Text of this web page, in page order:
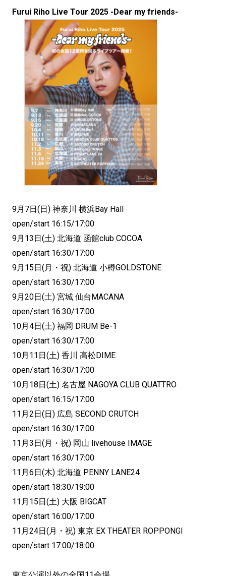
Furui Riho Live Tour 2025 -Dear my friends-
9月7日(日) 神奈川 横浜Bay Hall
open/start 16:15/17:00
9月13日(土) 北海道 函館club COCOA
open/start 16:30/17:00
9月15日(月・祝) 北海道 小樽GOLDSTONE
open/start 16:30/17:00
9月20日(土) 宮城 仙台MACANA
open/start 16:30/17:00
10月4日(土) 福岡 DRUM Be-1
open/start 16:30/17:00
10月11日(土) 香川 高松DIME
open/start 16:30/17:00
10月18日(土) 名古屋 NAGOYA CLUB QUATTRO
open/start 16:15/17:00
11月2日(日) 広島 SECOND CRUTCH
open/start 16:30/17:00
11月3日(月・祝) 岡山 livehouse IMAGE
open/start 16:30/17:00
11月6日(木) 北海道 PENNY LANE24
open/start 18:30/19:00
11月15日(土) 大阪 BIGCAT
open/start 16:00/17:00
11月24日(月・祝) 東京 EX THEATER ROPPONGI
open/start 17:00/18:00